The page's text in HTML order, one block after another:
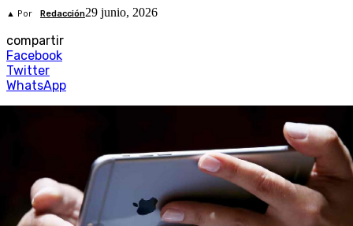
▲ Por Redacción29 junio, 2026
compartir
Facebook
Twitter
WhatsApp